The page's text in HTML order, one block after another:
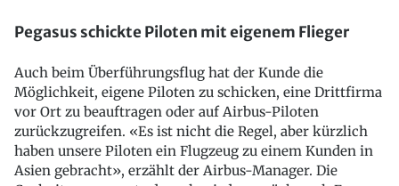
Pegasus schickte Piloten mit eigenem Flieger
Auch beim Überführungsflug hat der Kunde die
Möglichkeit, eigene Piloten zu schicken, eine Drittfirma
vor Ort zu beauftragen oder auf Airbus-Piloten
zurückzugreifen. «Es ist nicht die Regel, aber kürzlich
haben unsere Piloten ein Flugzeug zu einem Kunden in
Asien gebracht», erzählt der Airbus-Manager. Die